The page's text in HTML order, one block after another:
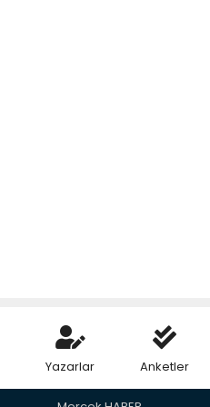
Yazarlar Anketler